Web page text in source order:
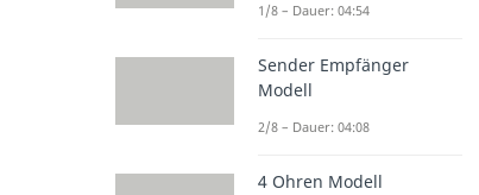
1/8 – Dauer: 04:54
Sender Empfänger
Modell
2/8 – Dauer: 04:08
4 Ohren Modell